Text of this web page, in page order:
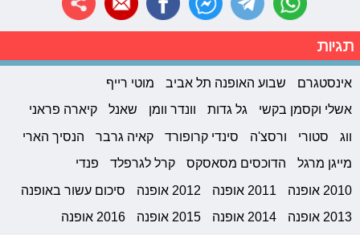
תגיות
אינסטגרם שבוע האופנה תל אביב
מוטי רייף
אשלי וקסמן בקשי
גל גדות וונדר וומן שאנל
קיארה פראני
ווג
סטורי ורסצ'ה סינדי קרופורד קאיה גרבר
הנסיך הארי
מייגן מרגל
הדוכסים מסאסקס קרל לגרפלד
פנדי
2010 אופנה
2011 אופנה 2012 אופנה
סיכום עשור באופנה
2013 אופנה
2014 אופנה 2015 אופנה
2016 אופנה